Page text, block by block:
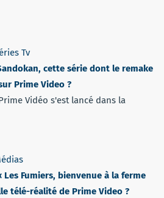
Tv
cette série dont le remake
Prime Video ?
Vidéo s'est lancé dans la
Les Fumiers, bienvenue à la ferme
télé-réalité de Prime Video ?